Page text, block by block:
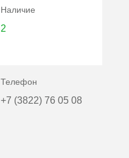
2
+7 (3822) 76 05 08